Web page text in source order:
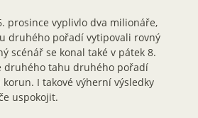
prosince vyplivlo dva milionáře,
druhého pořadí vytipovali rovný
scénář se konal také v pátek 8.
druhého tahu druhého pořadí
I takové výherní výsledky
uspokojit.